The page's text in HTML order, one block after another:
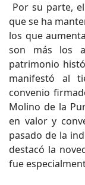
Por su parte,
que se ha
los que
son más los
patrimonio
manifestó al
convenio
Molino de la
en valor y
pasado de la
destacó la
fue